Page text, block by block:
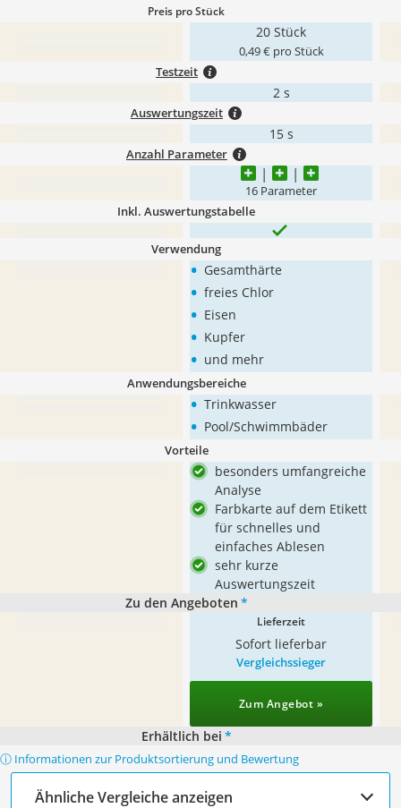
Preis pro Stück
20 Stück
0,49 € pro Stück
Testzeit
2 s
Auswertungszeit
15 s
Anzahl Parameter
16 Parameter
Inkl. Auswertungstabelle
Verwendung
• Gesamthärte
• freies Chlor
• Eisen
• Kupfer
• und mehr
Anwendungsbereiche
• Trinkwasser
• Pool/Schwimmbäder
Vorteile
besonders umfangreiche
Analyse
Farbkarte auf dem Etikett
für schnelles und
einfaches Ablesen
sehr kurze
Auswertungszeit
Zu den Angeboten *
Lieferzeit
Sofort lieferbar
Vergleichssieger
Zum Angebot »
Erhältlich bei *
ⓘ Informationen zur Produktsortierung und Bewertung
Ähnliche Vergleiche anzeigen